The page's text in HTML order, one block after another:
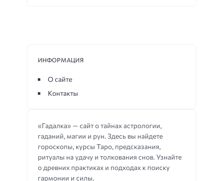
«Гадалка» — сайт о тайнах астрологии,
гаданий, магии и рун. Здесь вы найдете
гороскопы, курсы Таро, предсказания,
ритуалы на удачу и толкования снов. Узнайте
о древних практиках и подходах к поиску
гармонии и силы.
ИНФОРМАЦИЯ
О сайте
Контакты